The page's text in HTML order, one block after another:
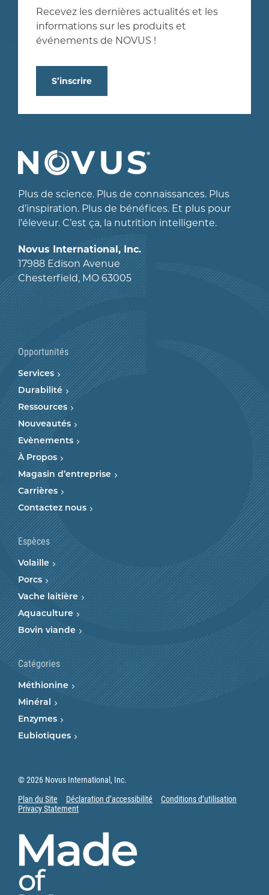
Recevez les dernières actualités et les
informations sur les produits et
événements de NOVUS !
S’inscrire
Plus de science. Plus de connaissances. Plus
d’inspiration. Plus de bénéfices. Et plus pour
l’éleveur. C’est ça, la nutrition intelligente.
Novus International, Inc.
17988 Edison Avenue
Chesterfield, MO 63005
Opportunités
Services
Durabilité
Ressources
Nouveautés
Evènements
À Propos
Magasin d’entreprise
Carrières
Contactez nous
Espèces
Volaille
Porcs
Vache laitière
Aquaculture
Bovin viande
Catégories
Méthionine
Minéral
Enzymes
Eubiotiques
© 2026 Novus International, Inc.
Plan du Site
Déclaration d’accessibilité
Conditions d’utilisation
Privacy Statement